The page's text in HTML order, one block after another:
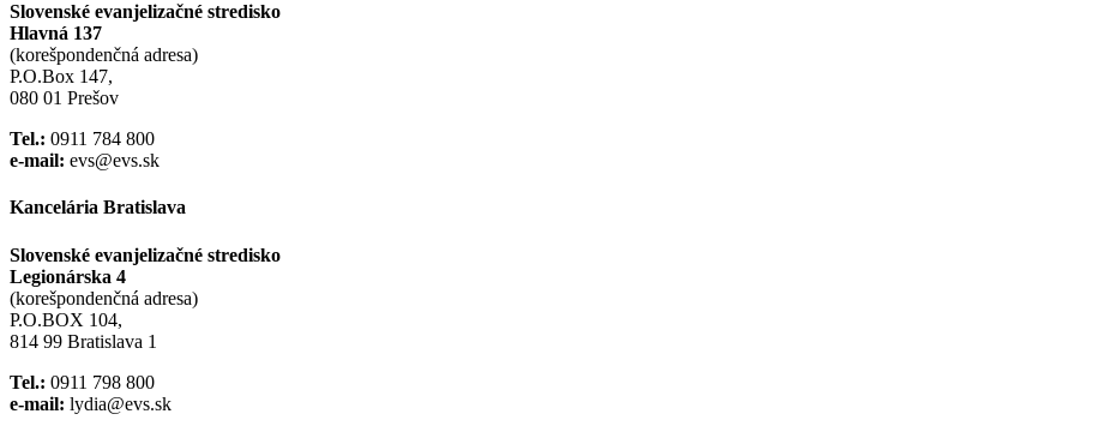
Slovenské evanjelizačné stredisko
Hlavná 137
(korešpondenčná adresa)
P.O.Box 147,
080 01 Prešov
Tel.: 0911 784 800
e-mail: evs@evs.sk
Kancelária Bratislava
Slovenské evanjelizačné stredisko
Legionárska 4
(korešpondenčná adresa)
P.O.BOX 104,
814 99 Bratislava 1
Tel.: 0911 798 800
e-mail: lydia@evs.sk